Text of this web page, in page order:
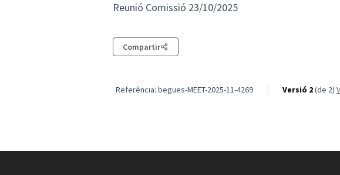
Reunió Comissió 23/10/2025
Compartir
Referència: begues-MEET-2025-11-4269 Versió 2(de 2)